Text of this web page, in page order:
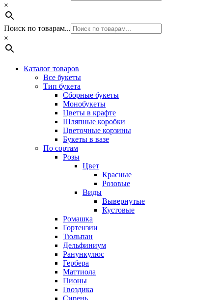
×
Поиск по товарам...
×
Каталог товаров
Все букеты
Тип букета
Сборные букеты
Монобукеты
Цветы в крафте
Шляпные коробки
Цветочные корзины
Букеты в вазе
По сортам
Розы
Цвет
Красные
Розовые
Виды
Вывернутые
Кустовые
Ромашка
Гортензии
Тюльпан
Дельфиниум
Ранункулюс
Гербера
Маттиола
Пионы
Гвоздика
Сирень